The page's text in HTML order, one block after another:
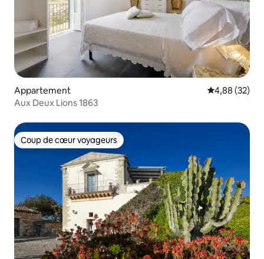
Appartement Évaluation
4,88 (32)
Aux Deux Lions 1863
Coup de cœur voyageurs
Coup de cœur voyageurs